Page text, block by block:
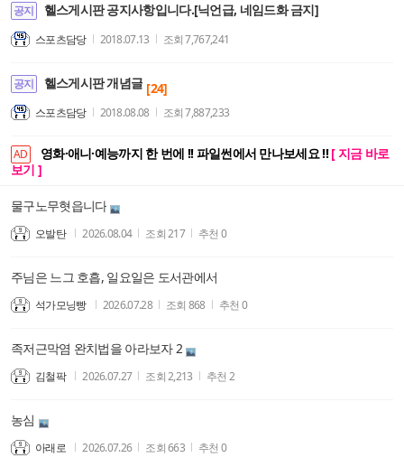
공지 헬스게시판 공지사항입니다.[닉언급, 네임드화 금지]
스포츠담당 2018.07.13 조회7,767,241
공지 헬스게시판 개념글 [24]
스포츠담당 2018.08.08 조회7,887,233
AD 영화·애니·예능까지 한 번에 !! 파일썬에서 만나보세요 !! [ 지금 바로
보기 ]
물구노무혓읍니다
오발탄 2026.08.04 조회217 추천 0
주님은 느그 호흡, 일요일은 도서관에서
석가모닝빵 2026.07.28 조회 868 추천 0
족저근막염 완치법을 아라보자 2
김철팍 2026.07.27 조회2,213 추천 2
농심
아래로 2026.07.26 조회663 추천 0